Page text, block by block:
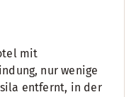
mit
nur wenige
entfernt, in der